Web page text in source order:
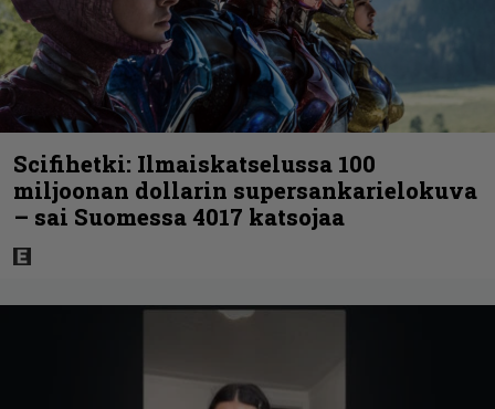
Scifihetki: Ilmaiskatselussa 100
miljoonan dollarin supersankarielokuva
– sai Suomessa 4017 katsojaa